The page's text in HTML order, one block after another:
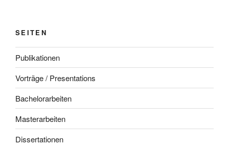
SEITEN
Publikationen
Vorträge / Presentations
Bachelorarbeiten
Masterarbeiten
Dissertationen